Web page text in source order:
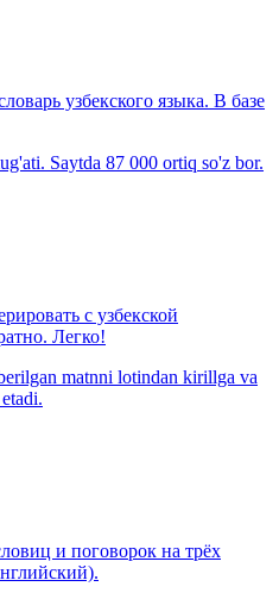
узбекского языка. В базе
Saytda 87 000 ortiq so'z bor.
с узбекской
Легко!
matnni lotindan kirillga va
и поговорок на трёх